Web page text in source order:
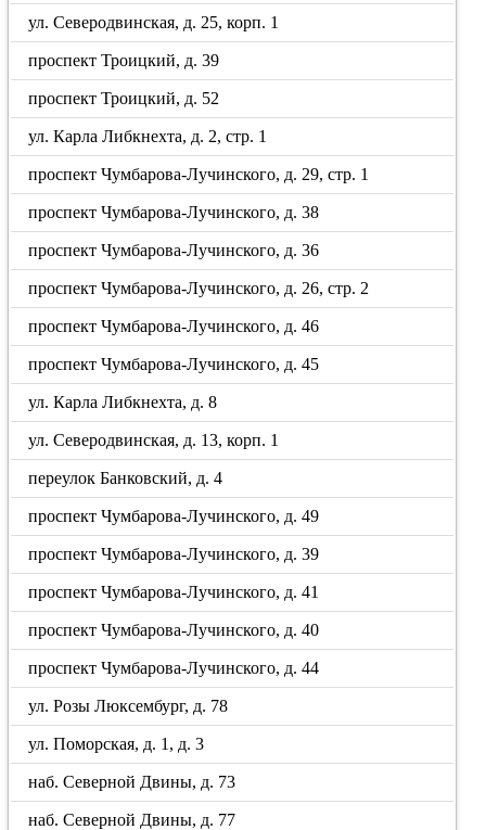
ул. Северодвинская, д. 25, корп. 1
проспект Троицкий, д. 39
проспект Троицкий, д. 52
ул. Карла Либкнехта, д. 2, стр. 1
проспект Чумбарова-Лучинского, д. 29, стр. 1
проспект Чумбарова-Лучинского, д. 38
проспект Чумбарова-Лучинского, д. 36
проспект Чумбарова-Лучинского, д. 26, стр. 2
проспект Чумбарова-Лучинского, д. 46
проспект Чумбарова-Лучинского, д. 45
ул. Карла Либкнехта, д. 8
ул. Северодвинская, д. 13, корп. 1
переулок Банковский, д. 4
проспект Чумбарова-Лучинского, д. 49
проспект Чумбарова-Лучинского, д. 39
проспект Чумбарова-Лучинского, д. 41
проспект Чумбарова-Лучинского, д. 40
проспект Чумбарова-Лучинского, д. 44
ул. Розы Люксембург, д. 78
ул. Поморская, д. 1, д. 3
наб. Северной Двины, д. 73
наб. Северной Двины, д. 77